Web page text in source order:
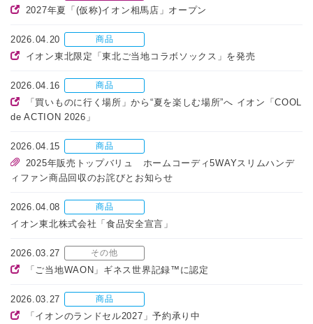
2027年夏「(仮称)イオン相馬店」オープン
2026.04.20 商品
イオン東北限定「東北ご当地コラボソックス」を発売
2026.04.16 商品
「買いものに行く場所」から“夏を楽しむ場所”へ イオン「COOL
de ACTION 2026」
2026.04.15 商品
2025年販売トップバリュ ホームコーディ5WAYスリムハンデ
ィファン商品回収のお詫びとお知らせ
2026.04.08 商品
イオン東北株式会社「食品安全宣言」
2026.03.27 その他
「ご当地WAON」ギネス世界記録™に認定
2026.03.27 商品
「イオンのランドセル2027」予約承り中